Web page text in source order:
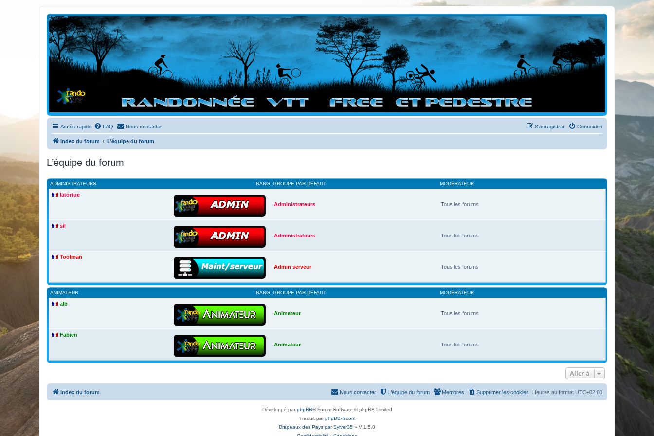
Randovttfree.fr
Bienvenue sur le site des randos vtt et pédestre de Bretagne . Bonne navigation sur le site et bonnes randos dans l'Ouest !
Accès rapide FAQ Nous contacter Connexion
S’enregistrer
Index du forum L’équipe du forum
L’équipe du forum
RANG
ADMINISTRATEURS GROUPE PAR DÉFAUT MODÉRATEUR
latortue
Administrateurs
Tous les forums
sil
Administrateurs
Tous les forums
Toolman
Admin serveur
Tous les forums
RANG
ANIMATEUR GROUPE PAR DÉFAUT MODÉRATEUR
alb
Animateur
Tous les forums
Fabien
Animateur
Tous les forums
Aller à
Index du forum Heures au format UTC+02:00
Supprimer les cookies
Membres
L’équipe du forum
Nous contacter
Développé parphpBB® Forum Software © phpBB Limited
Traduit parphpBB-fr.com
Drapeaux des Pays par Sylver35 » V 1.5.0